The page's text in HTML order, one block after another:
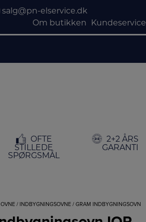
salg@pn-elservice.dk
Om butikken
Kundeservice
OFTE
STILLEDE
SPØRGSMÅL
2+2 ÅRS
GARANTI
OVNE / INDBYGNINGSOVNE / GRAM INDBYGNINGSOVN